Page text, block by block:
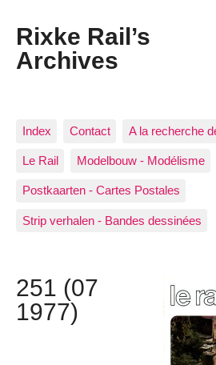
Rixke Rail’s
Archives
Index Contact A la recherche
Le Rail Modelbouw - Modélisme
Postkaarten - Cartes Postales
Strip verhalen - Bandes dessinées
251 (07
1977)